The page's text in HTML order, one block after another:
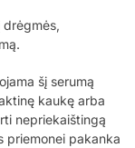
šį serumą
kaukę arba
nepriekaištingą
priemonei pakanka